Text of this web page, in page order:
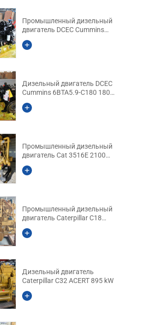
Промышленный дизельный
двигатель DCEC Cummins
6BTAA5.9-C205 205 HP
Дизельный двигатель DCEC
Cummins 6BTA5.9-C180 180
HP
Промышленный дизельный
двигатель Cat 3516E 2100
HP
Промышленный дизельный
двигатель Caterpillar C18
800 HP
Дизельный двигатель
Caterpillar C32 ACERT 895 kW